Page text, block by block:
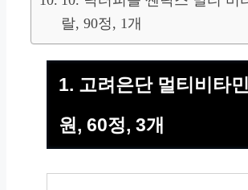
랄, 90정, 1개
1. 고려은단 멀티비타
원, 60정, 3개